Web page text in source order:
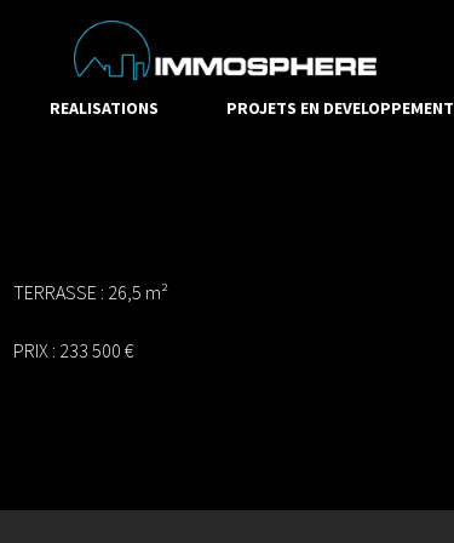
REALISATIONS PROJETS EN DEVELOPPEMENT
TERRASSE : 26,5 m²
PRIX : 233 500 €